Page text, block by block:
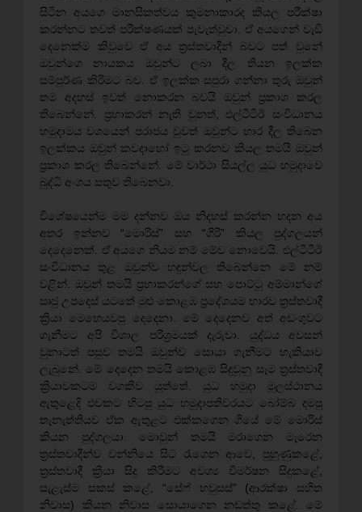
සිටින අයගෙ මානසිකත්වය කුමනාකාරද කියල පරීක්ෂා
කරන්නට තවත් පරීක්ෂණයක් පැවැත්වුවා. ඒ අයගෙන් වැඩි
දෙනෙක්ම කිවුවෙ ඒ අය ත්‍රස්තවාදීන් බවට පත් වුනේ
ඔවුන්ගෙ නායකය ඔවුන්ට ලබා දීල තියන ඉලක්ක
සම්පූර්ණ කිරීමට බව. ඒ ඉලක්ක සපුරා ගන්නා තුරු ඔවුන්
තම අදහස් ඉවත් නොකරන බවයි ඔවුන් ප්‍රකාශ කරල
තිබෙන්නේ. ප්‍රභාකරන් නැති වුනත්, එල්ටීටීඊ සංවිධානය
හමුදාමය වශයෙන් පරාජය වුවත් ඔවුන්ට භාර දීල තිබෙන
ඉලක්කය ඔවුන් කවදාහෝ ඉටු කරනව කියල තමයි ඔවුන්
ප්‍රකාශ කරල තිබෙන්නේ. මේ වාර්ථා සියල්ල යුධ හමුදාවෙ
බුද්ධි අංශය සතුව තිබෙනවා.
විශේෂයෙන්ම මම දන්නව ඔය නිදහස් කරන්න හදන අය
අතර ඉන්නව “මොරිස්” සහ “ගිරි” කියල පුද්ගලයන්
දෙදෙනෙක්. ඒ අයගෙ නියම නම් මේව නොවෙයි. එල්ටීටීඊ
සංවිධානය තුළ ඔවුන්ව හඳුන්වල තිබෙන්නෙ මේ නම්
වළින්. ඔවුන් තමයි ප්‍රභාකරන්ගේ සහ පොට්ටු අම්මාන්ගේ
ඍජු උපදෙස් යටතේ මුළු කොළඹ ප්‍රදේශයම භාරව ත්‍රස්තවාදී
ක්‍රියා මෙහෙයවපු දෙදෙනා. මේ දෙදෙනව අත් අඩංගුවට
ගැනීමට අපි විශාල පරිශ්‍රමයක් දැරුවා. යුද්ධය අවසන්
වුනාටත් පසුව තමයි ඔවුන්ව සොයා ගැනීමට හැකියාව
ලැබුනේ. මේ දෙදෙන තමයි කොළඹ සිදුවුනු සෑම ත්‍රස්තවාදී
ක්‍රියාවකටම වගකිව යුත්තේ. යුධ හමුදා මූලස්ථානය
ඇතුළෙදි එවකට හිටපු යුධ හමුදාපතිවරයට බෝම්බ දමපු
තැනැත්තියව ඒක ඇතුළට එක්කගෙන ගියේ මේ මොරිස්
කියන පුද්ගලයා. මොවුන් තමයි මරාගෙන මැරෙන
ත්‍රස්තවාදීන්ව වන්නියෙ සිට රැගෙන ආවෙ, පුහුණුකළේ,
ත්‍රස්තවාදී ක්‍රියා සිදු කිරීමට අවශ්‍ය විමර්ෂන සිදුකළේ,
සැළැස්ම සකස් කළේ, “සේෆ් හවුසස්” (ආරක්ෂා සහිත
නිවාස) කියන නිවාස සොයාගෙන නඩත්තු කළේ. මේ